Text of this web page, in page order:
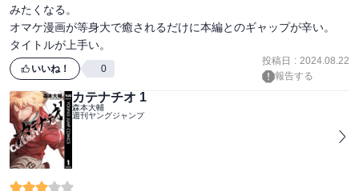
みたくなる。
オマケ漫画が等身大で癒されるだけに本編とのギャップが辛い。
タイトルが上手い。
いいね！ 0
投稿日 : 2024.08.22
報告する
カテナチオ 1
森本大輔
週刊ヤングジャンプ